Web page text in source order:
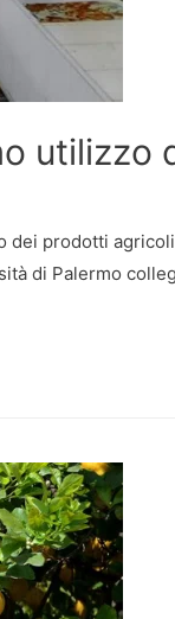
utilizzo
prodotti
di Palermo